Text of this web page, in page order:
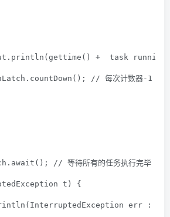
+ task
// 每次计数器-1
// 等待所有的任务执行完毕
t) {
InterruptedException err :